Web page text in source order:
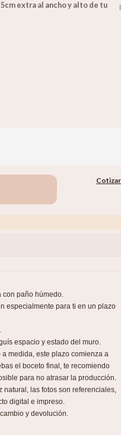
extra al ancho y alto de tu |
Cotizar
con paño húmedo.
especialmente para ti en un plazo
espacio y estado del muro.
medida, este plazo comienza a
el boceto final, te recomiendo
para no atrasar la producción.
las fotos son referenciales,
digital e impreso.
y devolución.